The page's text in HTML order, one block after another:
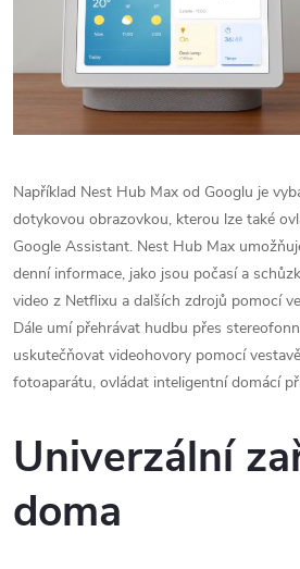
Například Nest Hub Max od Googlu je
dotykovou obrazovkou, kterou lze také
Google Assistant. Nest Hub Max
denní informace, jako jsou počasí a
video z Netflixu a dalších zdrojů pomocí
Dále umí přehrávat hudbu přes
uskutečňovat videohovory pomocí
fotoaparátu, ovládat inteligentní domácí
Univerzální
doma